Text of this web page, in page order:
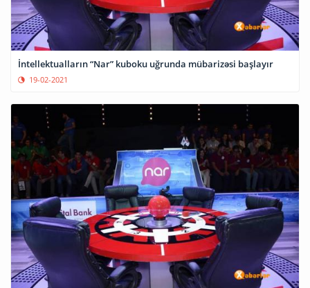
İntellektualların “Nar” kuboku uğrunda mübarizəsi başlayır
19-02-2021